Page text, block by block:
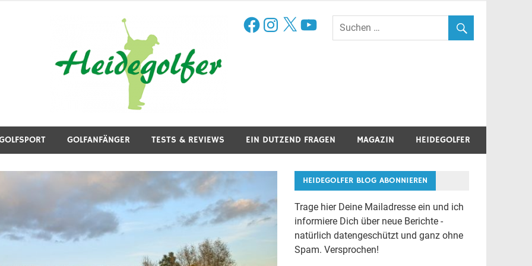
FacebookInstagram
X YouTube
GOLFANFÄNGER TESTS & REVIEWS EIN DUTZEND FRAGEN MAGAZIN HEIDEGOLFER
HEIDEGOLFER BLOG ABONNIEREN
Trage hier Deine Mailadresse ein und ich
informiere Dich über neue Berichte -
natürlich datengeschützt und ganz ohne
Spam. Versprochen!